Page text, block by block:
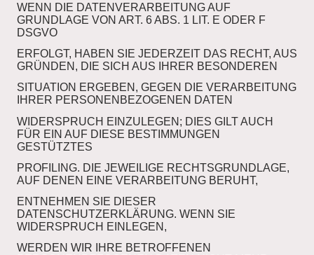
WENN DIE DATENVERARBEITUNG AUF
GRUNDLAGE VON ART. 6 ABS. 1 LIT. E ODER F
DSGVO
ERFOLGT, HABEN SIE JEDERZEIT DAS RECHT, AUS
GRÜNDEN, DIE SICH AUS IHRER BESONDEREN
SITUATION ERGEBEN, GEGEN DIE VERARBEITUNG
IHRER PERSONENBEZOGENEN DATEN
WIDERSPRUCH EINZULEGEN; DIES GILT AUCH
FÜR EIN AUF DIESE BESTIMMUNGEN
GESTÜTZTES
PROFILING. DIE JEWEILIGE RECHTSGRUNDLAGE,
AUF DENEN EINE VERARBEITUNG BERUHT,
ENTNEHMEN SIE DIESER
DATENSCHUTZERKLÄRUNG. WENN SIE
WIDERSPRUCH EINLEGEN,
WERDEN WIR IHRE BETROFFENEN